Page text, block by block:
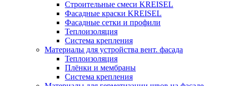
Строительные смеси KREISEL
Фасадные краски KREISEL
Фасадные сетки и профили
Теплоизоляция
Система крепления
Материалы для устройства вент. фасада
Теплоизоляция
Плёнки и мембраны
Система крепления